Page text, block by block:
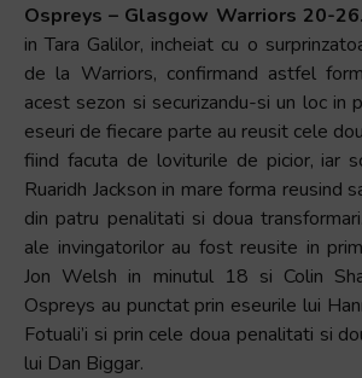
Ospreys – Glasgow Warriors 20-26.
in Tara Galilor, incheiat cu o
de la Warriors, confirmand astfel
acest sezon si securizandu-si un loc in
eseuri de fiecare parte au reusit cele
fiind facuta de loviturile de picior, iar
Ruaridh Jackson in mare forma reusind
din patru penalitati si doua
ale invingatorilor au fost reusite in
Jon Welsh in minutul 18 si Colin
Ospreys au punctat prin eseurile lui
Fotuali’i si prin cele doua penalitati si
lui Dan Biggar.